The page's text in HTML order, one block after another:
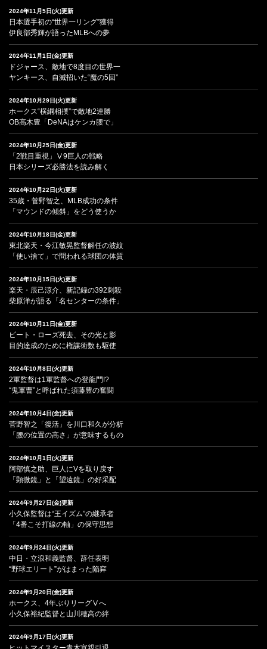
2024年11月5日(火)更新
日本選手初の“世界一リング”獲得
伊良部秀輝が語ったMLBへの夢
2024年11月1日(金)更新
ドジャース、敵地で8度目の世界一
ヤンキース、自滅招いた“魔の5回”
2024年10月29日(火)更新
ホークス“横綱相撲”で敵地2連勝
OB高木豊「DeNAはケンカ腰で」
2024年10月25日(金)更新
「2戦目重視」Ⅴ9巨人の戦略
日本シリーズ必勝法を読み解く
2024年10月22日(火)更新
35歳・菅野智之、MLB成功の条件
「マウンドの傾斜」をどう使うか
2024年10月18日(金)更新
東北楽天・今江敏晃監督解任の波紋
「使い捨て」で問われる球団の体質
2024年10月15日(火)更新
楽天・辰己涼介、新記録の392刺殺
柴原洋が語る「名センターの条件」
2024年10月11日(金)更新
ピート・ローズ死去、その光と影
目的達成のために権謀術数も駆使
2024年10月8日(火)更新
2軍監督は1軍監督への登龍門!?
“鬼軍曹”と呼ばれた須藤豊の奮闘
2024年10月4日(金)更新
菅野智之「復活」を川口和久が分析
「腰の位置の高さ」が意味するもの
2024年10月1日(火)更新
阿部慎之助、巨人にVを取り戻す
「顕微鏡」と「望遠鏡」の好采配
2024年9月27日(金)更新
小久保監督は“王イズム”の継承者
「4番こそ打線の軸」の保守思想
2024年9月24日(火)更新
中日・立浪和義監督、辞任表明
“野球エリート”がはまった陥穽
2024年9月20日(金)更新
ホークス、4年ぶりリーグⅤへ
小久保裕紀監督と山川穂高の絆
2024年9月17日(火)更新